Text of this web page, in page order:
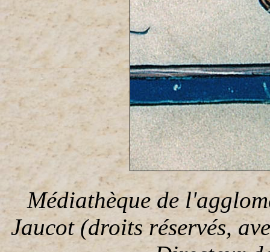
Médiathèque de
Jaucot (droits réservés,